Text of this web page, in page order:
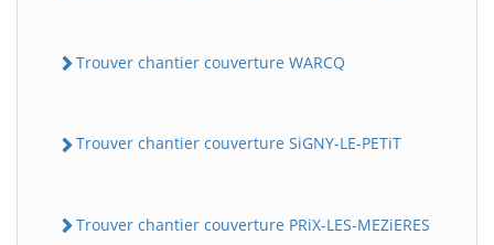
Trouver chantier couverture WARCQ
Trouver chantier couverture SiGNY-LE-PETiT
Trouver chantier couverture PRiX-LES-MEZiERES